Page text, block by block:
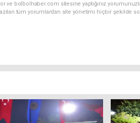
ve bolbolhaber.com sitesine yaptığınız
tüm yorumlardan site yönetimi hiçbir şekilde